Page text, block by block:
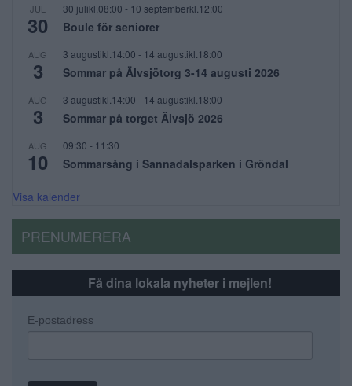
JUL
30
30 julikl.08:00 - 10 septemberkl.12:00
Boule för seniorer
AUG
3
3 augustikl.14:00 - 14 augustikl.18:00
Sommar på Älvsjötorg 3-14 augusti 2026
AUG
3
3 augustikl.14:00 - 14 augustikl.18:00
Sommar på torget Älvsjö 2026
AUG
10
09:30 - 11:30
Sommarsång i Sannadalsparken i Gröndal
Visa kalender
PRENUMERERA
Få dina lokala nyheter i mejlen!
E-postadress